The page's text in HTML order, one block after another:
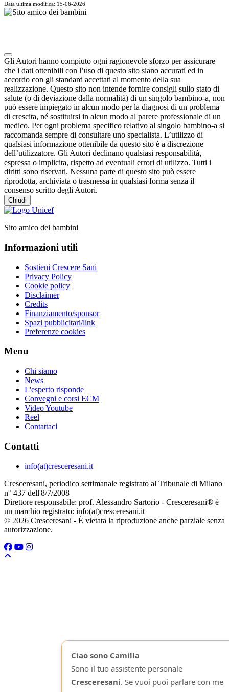
Data ultima modifica: 15-06-2026
Gli Autori hanno compiuto ogni ragionevole sforzo per assicurare
che i dati ottenibili con l’uso di questo sito siano accurati ed in
accordo con gli standard accettati al momento della sua
realizzazione. Questo sito non intende fornire consigli sullo stato di
salute (o di deviazione dalla normalità) di un singolo bambino-a, non
può essere impiegato in alcun modo per la diagnosi di un problema
di crescita, né sostituirsi in alcun modo al parere professionale di un
medico. Per ogni problema specifico relativo al singolo bambino-a si
raccomanda sempre di consultare uno specialista. L’utilizzo di
qualsiasi informazione ottenibile da questo sito è a discrezione
dell’utilizzatore. Gli Autori declinano qualsiasi responsabilità,
espressa o implicita, rispetto ad eventuali errori di utilizzo. Tutti i
diritti sono riservati. Nessuna parte di questo sito può essere
riprodotta, archiviata o trasmessa in qualsiasi forma senza il
consenso scritto degli Autori.
Chiudi
Sito amico dei bambini
Informazioni utili
Sostieni Crescere Sani
Privacy Policy
Cookie policy
Disclaimer
Credits
Finanziamento/sponsor
Spazi pubblicitari/link
Preferenze cookies
Menu
Chi siamo
News
L'esperto risponde
Convegni e corsi ECM
Video Youtube
Reel
Contattaci
Contatti
info(at)cresceresani.it
Cresceresani, periodico settimanale registrato al Tribunale di Milano
n° 437 dell'8/7/2008
Direttore responsabile: prof. Alessandro Sartorio - Cresceresani® è
un marchio registrato: info(at)cresceresani.it
© 2026 Cresceresani - È vietata la riproduzione anche parziale senza
autorizzazione.
Ciao sono Camilla
Sono il tuo assistente personale
Cresceresani. Se vuoi puoi parlare con me